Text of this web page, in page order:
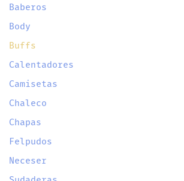
Baberos
Body
Buffs
Calentadores
Camisetas
Chaleco
Chapas
Felpudos
Neceser